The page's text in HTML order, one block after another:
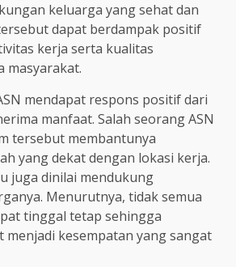
keluarga yang sehat dan
dapat berdampak positif
kerja serta kualitas
masyarakat.
mendapat respons positif dari
manfaat. Salah seorang ASN
tersebut membantunya
yang dekat dengan lokasi kerja.
juga dinilai mendukung
Menurutnya, tidak semua
tinggal tetap sehingga
kesempatan yang sangat